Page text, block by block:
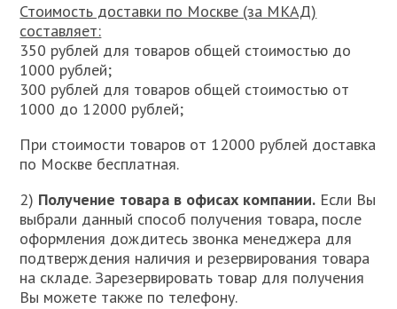
Стоимость доставки по Москве (за МКАД)
составляет:
350 рублей для товаров общей стоимостью до
1000 рублей;
300 рублей для товаров общей стоимостью от
1000 до 12000 рублей;
При стоимости товаров от 12000 рублей доставка
по Москве бесплатная.
2) Получение товара в офисах компании. Если Вы
выбрали данный способ получения товара, после
оформления дождитесь звонка менеджера для
подтверждения наличия и резервирования товара
на складе. Зарезервировать товар для получения
Вы можете также по телефону.